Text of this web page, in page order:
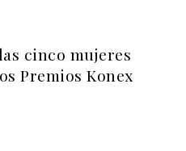
cinco mujeres
Premios Konex